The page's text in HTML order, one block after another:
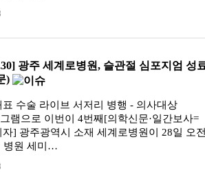
광주 세계로병원, 슬관절 심포지엄 성
)
표 수술 라이브 서저리 병행 - 의사대상
램으로 이번이 4번째[의학신문·일간보사=
자] 광주광역시 소재 세계로병원이 28일 오
병원 세미…